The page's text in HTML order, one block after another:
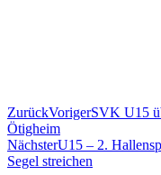
ZurückVorigerSVK U15
Ötigheim
NächsterU15 – 2.
Segel streichen